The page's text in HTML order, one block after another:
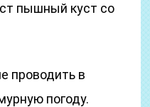
пышный куст со
проводить в
погоду.